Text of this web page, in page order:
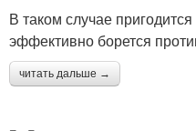
В таком случае
эффективно борется
читать дальше →